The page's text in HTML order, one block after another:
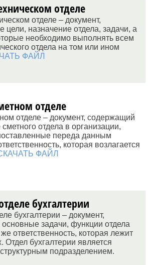
отделе
отделе – документ,
назначение отдела, задачи, а
необходимо выполнять всем
отдела на том или ином
ФАЙЛ
отделе
отделе – документ, содержащий
отдела в организации,
переда данным
которая возлагается
ФАЙЛ
бухгалтерии
бухгалтерии – документ,
задачи, функции отдела
ответственность, которая лежит
Отдел бухгалтерии является
подразделением.